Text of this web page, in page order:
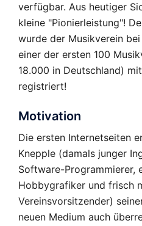
verfügbar. Aus heutiger
kleine "Pionierleistung"!
wurde der Musikverein
einer der ersten 100
18.000 in Deutschland)
registriert!
Motivation
Die ersten Internetseiten
Knepple (damals junger
Software-Programmierer,
Hobbygrafiker und frisch
Vereinsvorsitzender)
neuen Medium auch